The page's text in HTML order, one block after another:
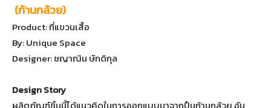
(ก้านกล้วย)
Product: ที่แขวนเสื้อ
By: Unique Space
Designer: ชญาณิน ษักดิกุล
Design Story
ผลิตภัณฑ์ชิ้นนี้ได้แนวคิดในการออกแบบมาจากปืนก้านกล้วย อัน